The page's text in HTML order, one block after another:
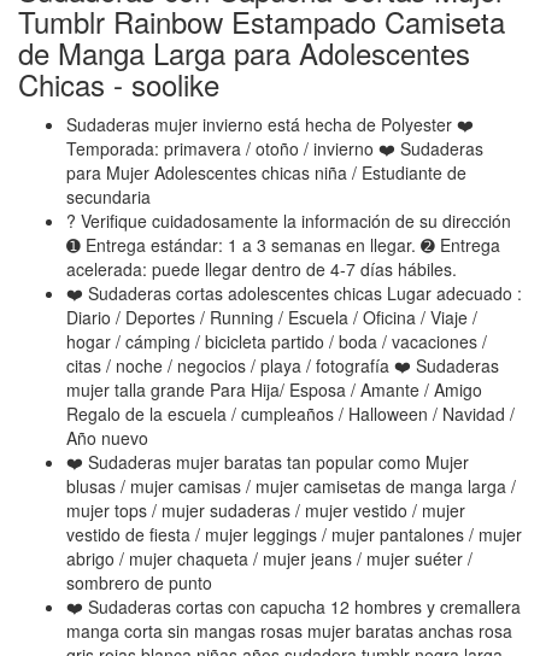
Tumblr Rainbow Estampado Camiseta
de Manga Larga para Adolescentes
Chicas - soolike
Sudaderas mujer invierno está hecha de Polyester ❤️
Temporada: primavera / otoño / invierno ❤️ Sudaderas
para Mujer Adolescentes chicas niña / Estudiante de
secundaria
? Verifique cuidadosamente la información de su dirección
➊ Entrega estándar: 1 a 3 semanas en llegar. ➋ Entrega
acelerada: puede llegar dentro de 4-7 días hábiles.
❤️ Sudaderas cortas adolescentes chicas Lugar adecuado :
Diario / Deportes / Running / Escuela / Oficina / Viaje /
hogar / cámping / bicicleta partido / boda / vacaciones /
citas / noche / negocios / playa / fotografía ❤️ Sudaderas
mujer talla grande Para Hija/ Esposa / Amante / Amigo
Regalo de la escuela / cumpleaños / Halloween / Navidad /
Año nuevo
❤️ Sudaderas mujer baratas tan popular como Mujer
blusas / mujer camisas / mujer camisetas de manga larga /
mujer tops / mujer sudaderas / mujer vestido / mujer
vestido de fiesta / mujer leggings / mujer pantalones / mujer
abrigo / mujer chaqueta / mujer jeans / mujer suéter /
sombrero de punto
❤️ Sudaderas cortas con capucha 12 hombres y cremallera
manga corta sin mangas rosas mujer baratas anchas rosa